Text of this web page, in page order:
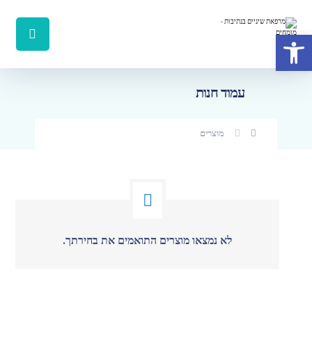
פתח סרגל נגישות
עמוד חנות
מוצרים
לא נמצאו מוצרים התואמים את בחירתך.